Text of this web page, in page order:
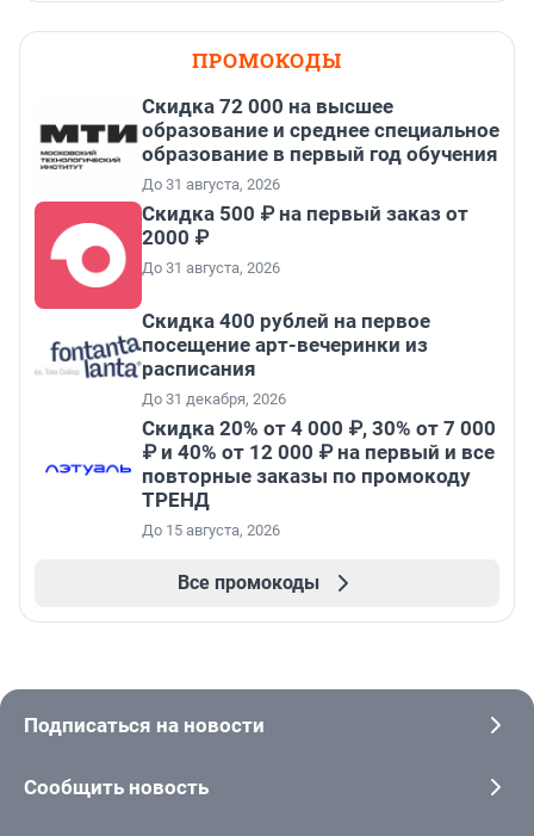
ПРОМОКОДЫ
Скидка 72 000 на высшее
образование и среднее специальное
образование в первый год обучения
До 31 августа, 2026
Скидка 500 ₽ на первый заказ от
2000 ₽
До 31 августа, 2026
Cкидка 400 рублей на первое
посещение арт-вечеринки из
расписания
До 31 декабря, 2026
Скидка 20% от 4 000 ₽, 30% от 7 000
₽ и 40% от 12 000 ₽ на первый и все
повторные заказы по промокоду
ТРЕНД
До 15 августа, 2026
Все промокоды
Подписаться на новости
Сообщить новость